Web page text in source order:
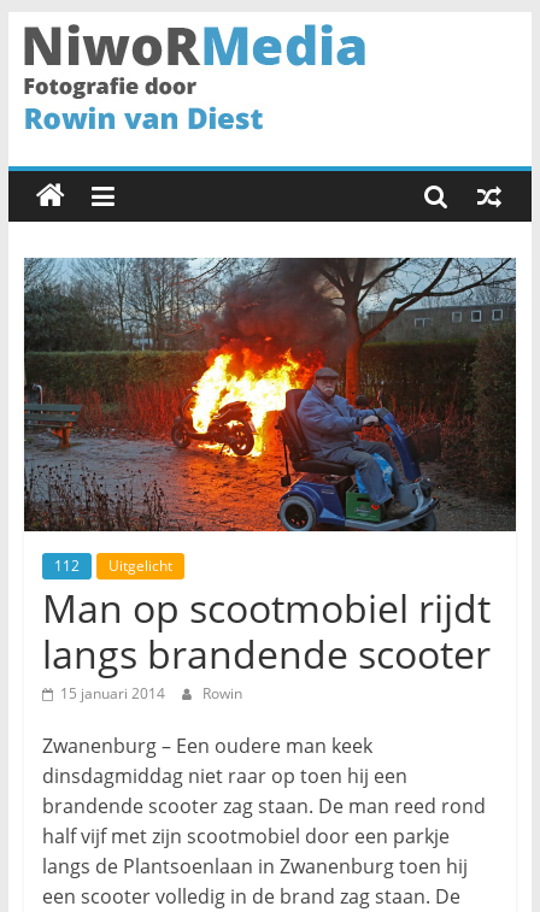
Spring
naar
inhoud
NiwoRMedia
Fotografie
door
Rowin
Diest
•
Haarlem
•
Fotograaf
112 Uitgelicht
Man op scootmobiel rijdt
langs brandende scooter
15 januari 2014 Rowin
Zwanenburg – Een oudere man keek
dinsdagmiddag niet raar op toen hij een
brandende scooter zag staan. De man reed rond
half vijf met zijn scootmobiel door een parkje
langs de Plantsoenlaan in Zwanenburg toen hij
een scooter volledig in de brand zag staan. De